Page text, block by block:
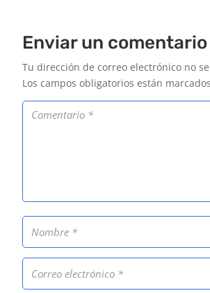
Enviar un comentario
Tu dirección de correo electrónico no
Los campos obligatorios están